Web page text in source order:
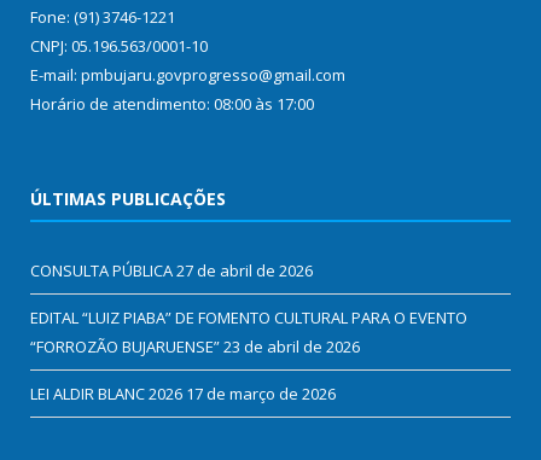
Fone: (91) 3746-1221
CNPJ: 05.196.563/0001-10
E-mail: pmbujaru.govprogresso@gmail.com
Horário de atendimento: 08:00 às 17:00
ÚLTIMAS PUBLICAÇÕES
CONSULTA PÚBLICA27 de abril de 2026
EDITAL “LUIZ PIABA” DE FOMENTO CULTURAL PARA O EVENTO
“FORROZÃO BUJARUENSE”23 de abril de 2026
LEI ALDIR BLANC 2026 17 de março de 2026